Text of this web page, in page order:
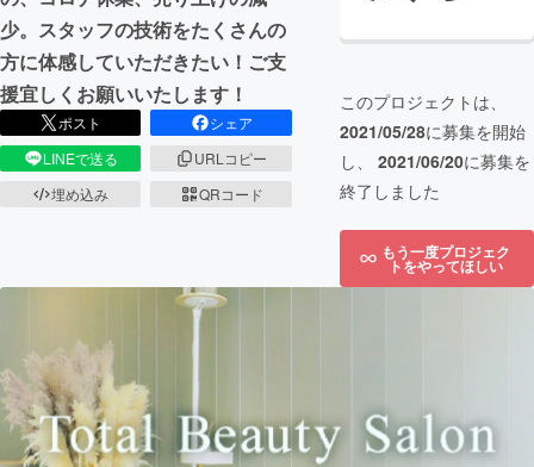
少。スタッフの技術をたくさんの
方に体感していただきたい！ご支
援宜しくお願いいたします！
ポスト
シェア
LINEで送る
URLコピー
埋め込み
QRコード
このプロジェクトは、
2021/05/28に募集を開始
し、 2021/06/20に募集を
終了しました
もう一度プロジェク
トをやってほしい